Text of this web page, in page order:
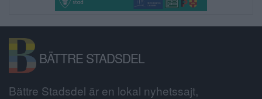
BÄTTRE STADSDEL
Bättre Stadsdel är en lokal nyhetssajt,